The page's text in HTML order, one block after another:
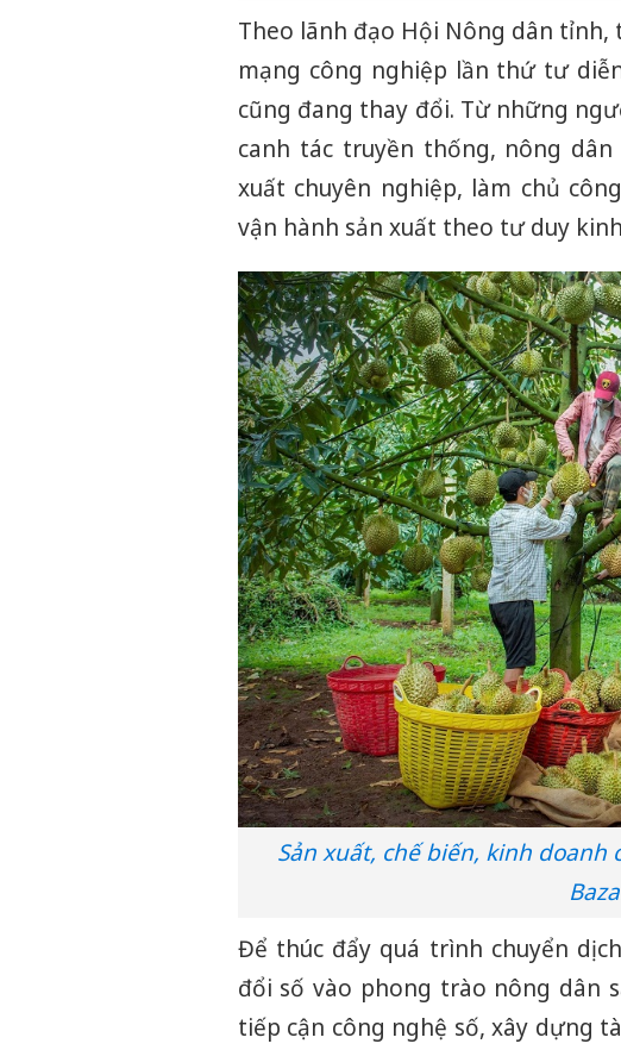
Theo lãnh đạo Hội Nông dân tỉnh,
mạng công nghiệp lần thứ tư
cũng đang thay đổi. Từ những
canh tác truyền thống, nông
xuất chuyên nghiệp, làm chủ
vận hành sản xuất theo tư duy
Sản xuất, chế biến, kinh
Để thúc đẩy quá trình chuyển
đổi số vào phong trào nông dân
tiếp cận công nghệ số, xây dựng